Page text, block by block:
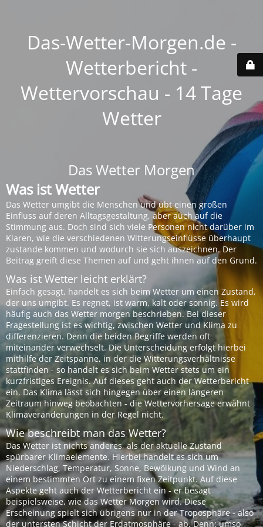
Das-Wetter-Morgen.de -
Wetterbericht -
Wettervorschau - 14 Tage
Wetter
Das Wetter Morgen
Was ist Wetter
Das Wetter umgibt die Menschen und übt einen großen
Einfluss auf deren Alltagsgestaltung, aber auch auf die
Stimmung aus. Doch sind sich viele Personen nicht darüber im
Klaren, wie die verschiedenen Witterungseinflüsse überhaupt
zustande kommen und wodurch sie sich auszeichnen. Der
Beitrag greift diese Themen auf und geht ihnen auf den Grund.
Was ist Wetter leicht erklärt?
Einfach gesagt, handelt es sich beim Wetter um einen Zustand,
der uns umgibt. Es regnet, ist warm, kalt oder sonnig. Es wird
häufig auch das Wetter morgen beschrieben. Bei dieser
Fragestellung ist es wichtig, zwischen Wetter und Klima zu
differenzieren. Denn die beiden Begriffe werden oft
miteinander verwechselt. Die Unterscheidung erfolgt hierbei
mithilfe der Zeitspanne, in der die Witterungsverhältnisse
stattfinden - so handelt es sich beim Wetter stets um ein
kurzfristiges Ereignis. Auf dieses geht auch der Wetterbericht
ein. Das Klima lässt sich hingegen über einen längeren
Zeitraum hinweg beobachten - die Wettervorhersage erwähnt
Klimaveränderungen in der Regel nicht.
Wie beschreibt man das Wetter?
Das Wetter ist nichts anderes, als der aktuelle Zustand
spürbarer Klimaelemente. Hierbei handelt es sich um
Niederschlag, Temperatur, Sonne, Bewölkung und Wind an
einem bestimmten Ort zu einem fixen Zeitpunkt. Auf diese
Aspekte geht auch der Wetterbericht ein - er besagt
beispielsweise, wie das Wetter Morgen wird. Diese
Erscheinung spielt sich übrigens nur in der Troposphäre - also
der untersten Schicht der Erdatmosphäre - ab. Denn: umso